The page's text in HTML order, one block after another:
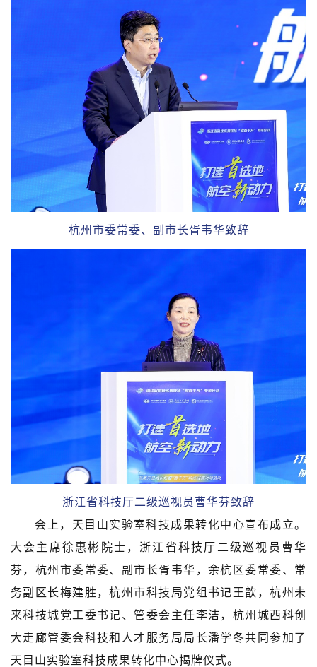
杭州市委常委、副市长胥韦华致辞
浙江省科技厅二级巡视员曹华芬致辞
会上，天目山实验室科技成果转化中心宣布成立。
大会主席徐惠彬院士，浙江省科技厅二级巡视员曹华
芬，杭州市委常委、副市长胥韦华，余杭区委常委、常
务副区长梅建胜，杭州市科技局党组书记王歆，杭州未
来科技城党工委书记、管委会主任李洁，杭州城西科创
大走廊管委会科技和人才服务局局长潘学冬共同参加了
天目山实验室科技成果转化中心揭牌仪式。